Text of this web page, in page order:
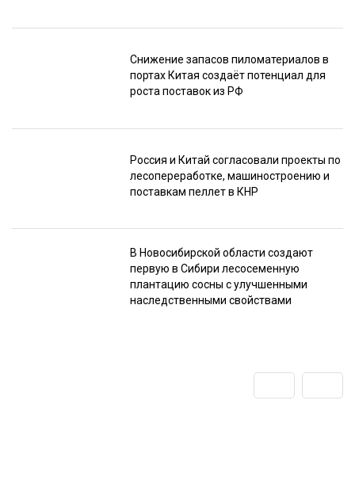
Снижение запасов пиломатериалов в
портах Китая создаёт потенциал для
роста поставок из РФ
Россия и Китай согласовали проекты по
лесопереработке, машиностроению и
поставкам пеллет в КНР
В Новосибирской области создают
первую в Сибири лесосеменную
плантацию сосны с улучшенными
наследственными свойствами